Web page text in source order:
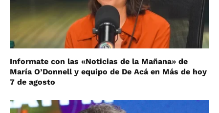
Informate con las «Noticias de la Mañana» de
María O’Donnell y equipo de De Acá en Más de hoy
7 de agosto